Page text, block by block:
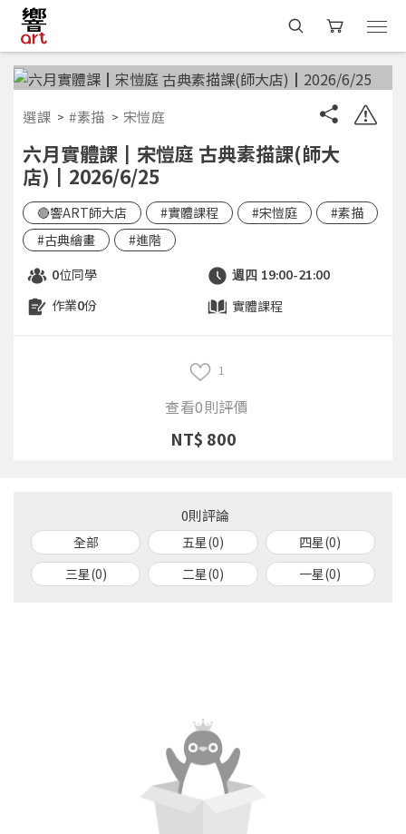
選課 #素描 宋愷庭
六月實體課┃宋愷庭 古典素描課(師大
店)┃2026/6/25
🔴響ART師大店 #實體課程 #宋愷庭
#素描
#古典繪畫
#進階
0位同學 週四 19:00-21:00
作業0份 實體課程
1
查看0則評價
NT$ 800
0則評論
全部 五星(0)
四星(0)
三星(0)
二星(0) 一星(0)